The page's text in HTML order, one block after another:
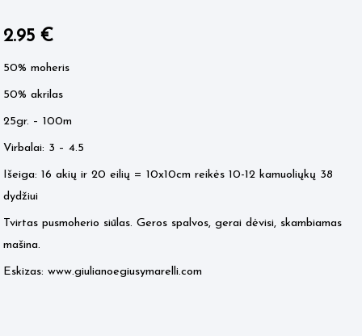
2.95 €
50% moheris
50% akrilas
25gr. – 100m
Virbalai: 3 – 4.5
Išeiga: 16 akių ir 20 eilių = 10x10cm reikės 10-12 kamuoliųkų 38
dydžiui
Tvirtas pusmoherio siūlas. Geros spalvos, gerai dėvisi, skambiamas
mašina.
Eskizas: www.giulianoegiusymarelli.com